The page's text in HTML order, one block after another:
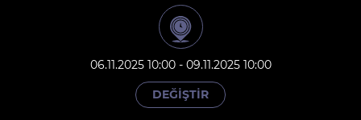
06.11.2025 10:00 - 09.11.2025 10:00
DEĞİŞTİR